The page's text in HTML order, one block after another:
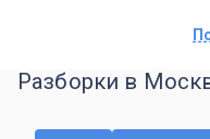
Разборки в